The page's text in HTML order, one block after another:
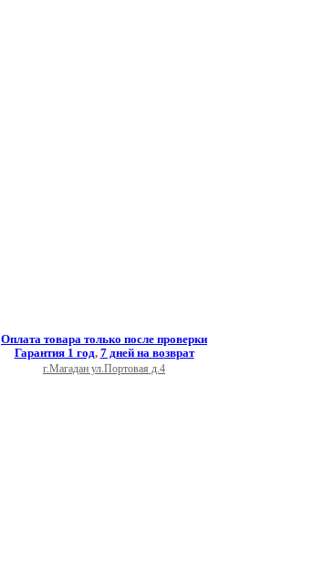
Оплата товара только после проверки
Гарантия 1 год, 7 дней на возврат
г.Магадан ул.Портовая д.4